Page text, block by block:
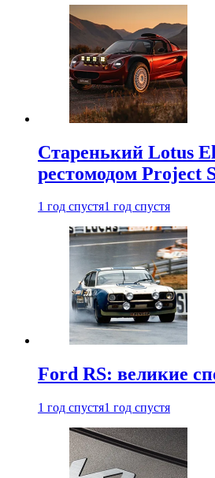
Старенький Lotus
рестомодом Project
1 год спустя1 год спустя
Ford RS: великие
1 год спустя1 год спустя